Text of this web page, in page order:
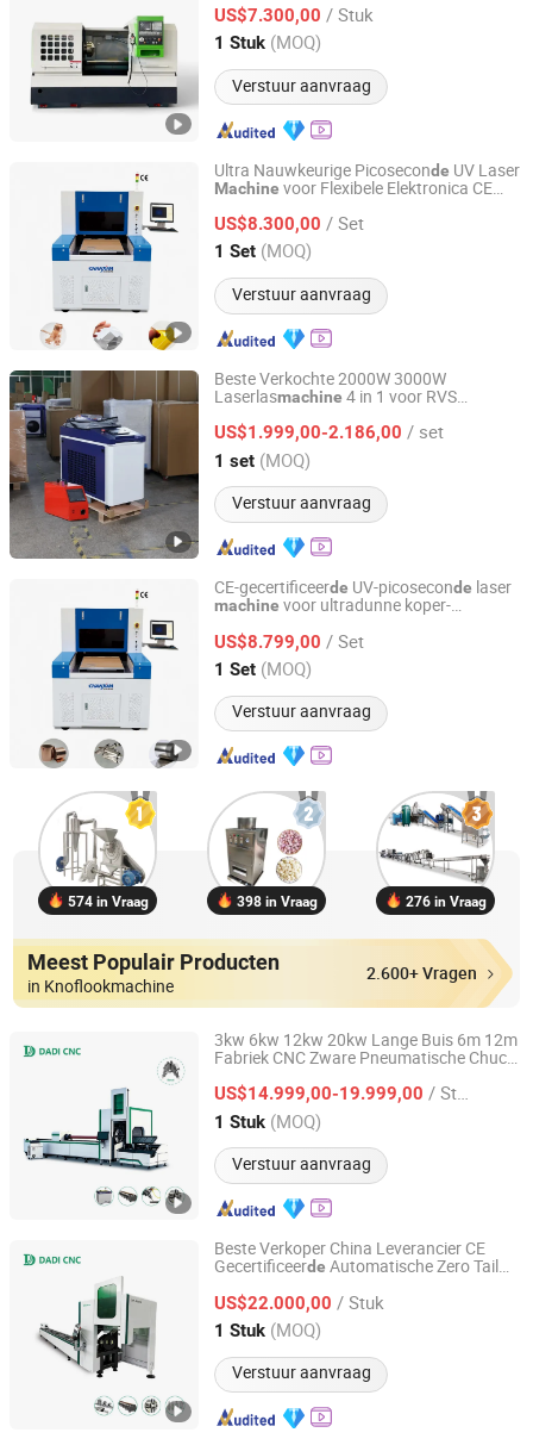
US$7.300,00 / Stuk
1 Stuk (MOQ)
Verstuur aanvraag
Shandong, China Sinds 2025
Ultra Nauwkeurige Picoseconde UV Laser
Machine voor Flexibele Elektronica CE
US$8.300,00 / Set
1 Set (MOQ)
Verstuur aanvraag
Chanxan (Changshu) Laser Technology Co., Ltd.
Jiangsu, China Sinds 2026
Beste Verkochte 2000W 3000W
Laserlasmachine 4 in 1 voor RVS
US$1.999,00-2.186,00 / set
1 set (MOQ)
Verstuur aanvraag
Jinan Jobon Laser Technology Co., Ltd.
Shandong, China Sinds 2025
CE-gecertificeerde UV-picoseconde laser
machine voor ultradunne koper-
US$8.799,00 / Set
1 Set (MOQ)
Verstuur aanvraag
Chanxan (Changshu) Laser Technology Co., Ltd.
Jiangsu, China Sinds 2026
574 in Vraag 398 in Vraag 276 in Vraag
Meest Populair Producten
in Knoflookmachine
2.600+ Vragen
3kw 6kw 12kw 20kw Lange Buis 6m 12m
Fabriek CNC Zware Pneumatische Chuck
Metaal Vezel Laser Buis Snijmachine
CE
US$14.999,00-19.999,00 / Stuk
1 Stuk (MOQ)
Verstuur aanvraag
Shandong Dadi Cnc Mechanical Equipment Co., Ltd.
Shandong, China Sinds 2025
Beste Verkoper China Leverancier CE
Gecertificeerde Automatische Zero Tail
Laser Metaal Vierkante Ron
SnijmachineFabrieksprijs
US$22.000,00 / Stuk
1 Stuk (MOQ)
Verstuur aanvraag
Shandong Dadi Cnc Mechanical Equipment Co., Ltd.
Shandong, China Sinds 2025